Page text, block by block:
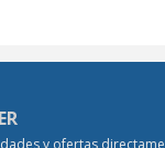
y ofertas